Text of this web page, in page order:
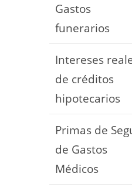
Gastos
funerarios
Intereses
de créditos
hipotecarios
Primas de
de Gastos
Médicos